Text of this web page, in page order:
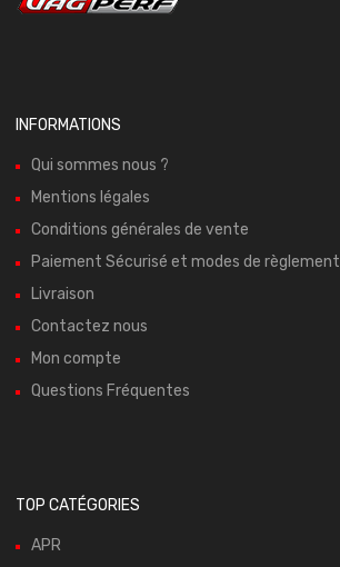
INFORMATIONS
Qui sommes nous ?
Mentions légales
Conditions générales de vente
Paiement Sécurisé et modes de règlement
Livraison
Contactez nous
Mon compte
Questions Fréquentes
TOP CATÉGORIES
APR